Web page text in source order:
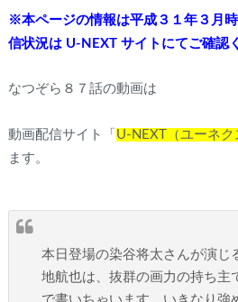
※本ページの情報は平成３１年３月
信状況は U-NEXT サイトにてご確認
なつぞら８７話の動画は
動画配信サイト「 U-NEXT（ユーネク
ます。
本日登場の染谷将太さんが演じ
地航也は、抜群の画力の持ち主